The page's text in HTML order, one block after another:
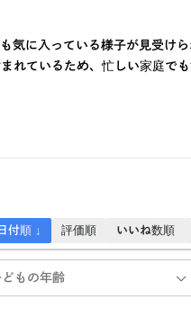
気に入っている様子が見受け
れているため、忙しい家庭で
日付順 ↓ 評価順 いいね数順